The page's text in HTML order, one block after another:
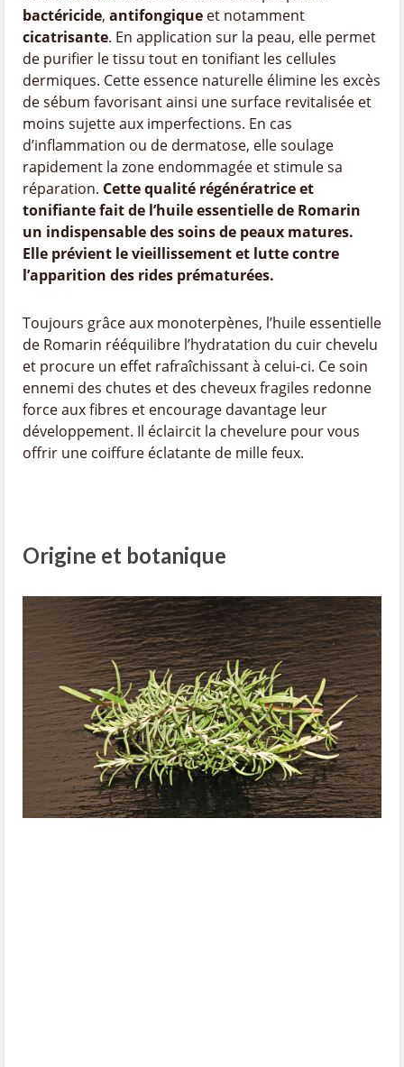
bactéricide, antifongique et notamment
cicatrisante. En application sur la peau, elle permet
de purifier le tissu tout en tonifiant les cellules
dermiques. Cette essence naturelle élimine les excès
de sébum favorisant ainsi une surface revitalisée et
moins sujette aux imperfections. En cas
d’inflammation ou de dermatose, elle soulage
rapidement la zone endommagée et stimule sa
réparation. Cette qualité régénératrice et
tonifiante fait de l’huile essentielle de Romarin
un indispensable des soins de peaux matures.
Elle prévient le vieillissement et lutte contre
l’apparition des rides prématurées.
Toujours grâce aux monoterpènes, l’huile essentielle
de Romarin rééquilibre l’hydratation du cuir chevelu
et procure un effet rafraîchissant à celui-ci. Ce soin
ennemi des chutes et des cheveux fragiles redonne
force aux fibres et encourage davantage leur
développement. Il éclaircit la chevelure pour vous
offrir une coiffure éclatante de mille feux.
Origine et botanique